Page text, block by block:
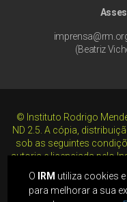
O IRM utiliza cookies
para melhorar a sua
(Beatriz
© Instituto Rodrigo
ND 2.5. A cópia,
sob as seguintes
autoria e licenciada pelo
criação em cima